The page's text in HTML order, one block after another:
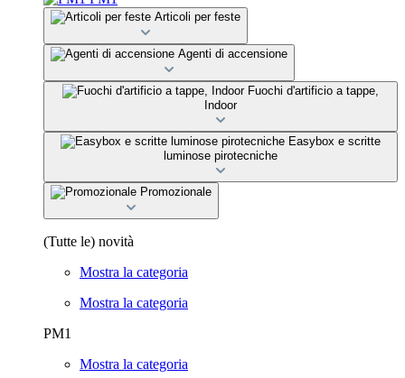
Articoli per feste
Agenti di accensione
Fuochi d'artificio a tappe,
Indoor
Easybox e scritte
luminose pirotecniche
Promozionale
(Tutte le) novità
Mostra la categoria
Mostra la categoria
PM1
Mostra la categoria